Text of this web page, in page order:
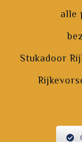
alle
Stukadoor